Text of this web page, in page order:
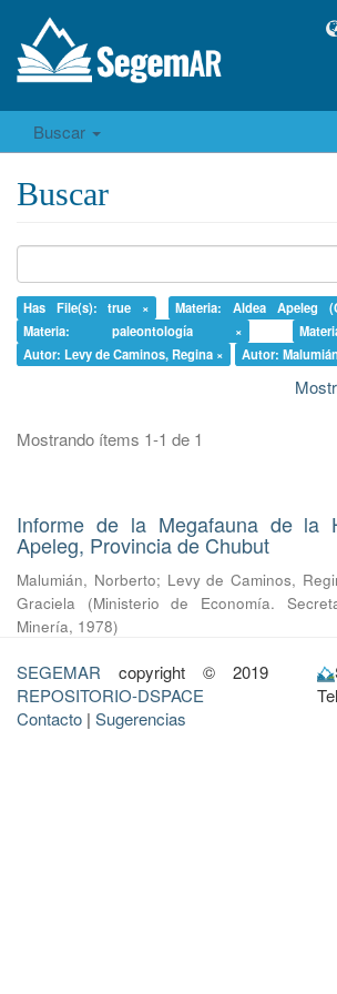
Buscar
Buscar
Has File(s): true ×
Materia: Aldea Apeleg
Materia: paleontología ×
Autor: Levy de Caminos, Regina ×
Autor:
Mostrando ítems 1-1 de 1
Informe de la Megafauna de la
Apeleg, Provincia de Chubut
Malumián, Norberto; Levy de Caminos,
Graciela
(Ministerio de Economía.
Minería, 1978)
SEGEMAR copyright © 2019
REPOSITORIO-DSPACE
Contacto | Sugerencias